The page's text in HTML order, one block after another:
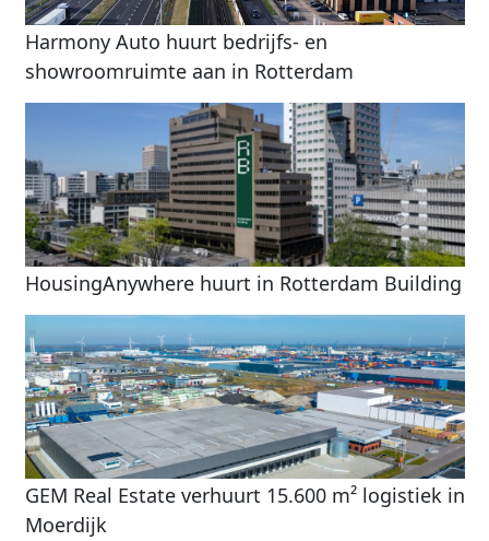
Harmony Auto huurt bedrijfs- en
showroomruimte aan in Rotterdam
HousingAnywhere huurt in Rotterdam Building
GEM Real Estate verhuurt 15.600 m² logistiek in
Moerdijk